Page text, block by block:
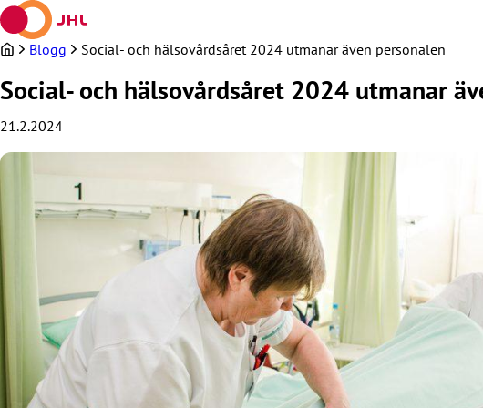
Hoppa
till
innehållet
Blogg Social- och hälsovårdsåret 2024 utmanar även personalen
Social- och hälsovårdsåret 2024 utmanar
21.2.2024